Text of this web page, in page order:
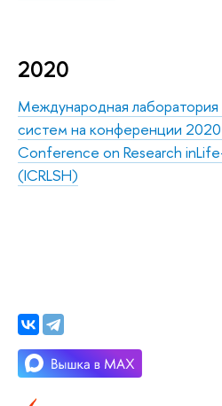
2020
Международная
систем на конференции
Conference on Research
(ICRLSH)